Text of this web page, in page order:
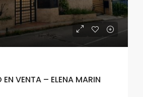
VENTA – ELENA MARIN